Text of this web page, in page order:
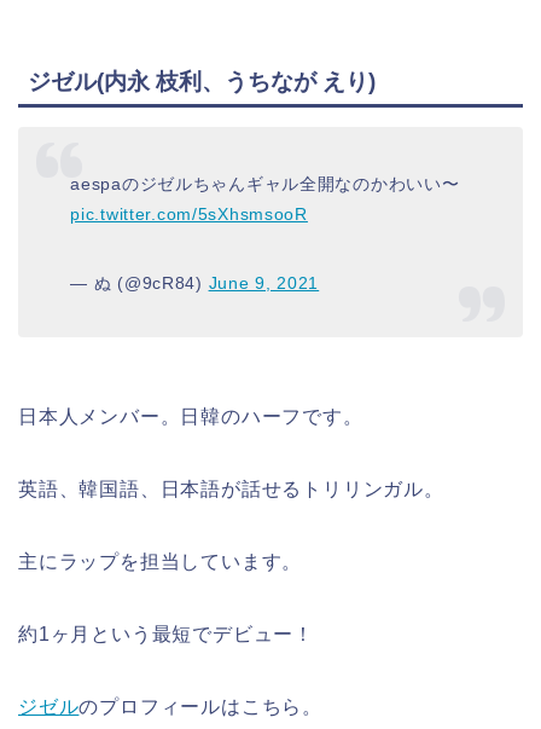
ジゼル(内永 枝利、うちなが えり)
aespaのジゼルちゃんギャル全開なのかわいい〜
pic.twitter.com/5sXhsmsooR
— ぬ (@9cR84) June 9, 2021
日本人メンバー。日韓のハーフです。
英語、韓国語、日本語が話せるトリリンガル。
主にラップを担当しています。
約1ヶ月という最短でデビュー！
ジゼルのプロフィールはこちら。